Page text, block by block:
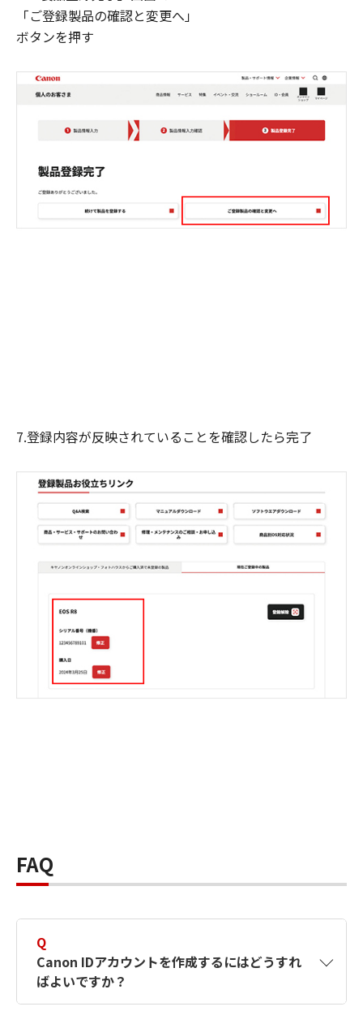
「ご登録製品の確認と変更へ」
ボタンを押す
7.登録内容が反映されていることを確認したら完了
FAQ
Q
Canon IDアカウントを作成するにはどうすれ
ばよいですか？